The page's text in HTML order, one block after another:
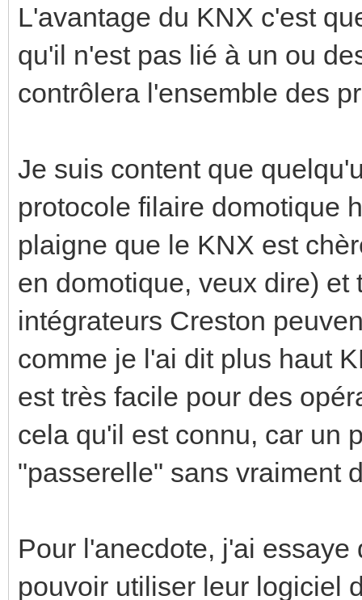
L'avantage du KNX c'est
qu'il n'est pas lié à un ou
contrôlera l'ensemble des
Je suis content que
protocole filaire domotique
plaigne que le KNX est
en domotique, veux dire)
intégrateurs Creston
comme je l'ai dit plus haut
est très facile pour des
cela qu'il est connu, car un
"passerelle" sans vraiment
Pour l'anecdote, j'ai
pouvoir utiliser leur logiciel